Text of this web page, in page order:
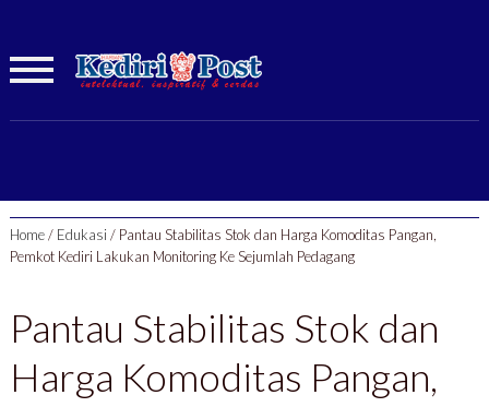
Home/ Edukasi / Pantau Stabilitas Stok dan Harga Komoditas Pangan,
Pemkot Kediri Lakukan Monitoring Ke Sejumlah Pedagang
Pantau Stabilitas Stok dan
Harga Komoditas Pangan,